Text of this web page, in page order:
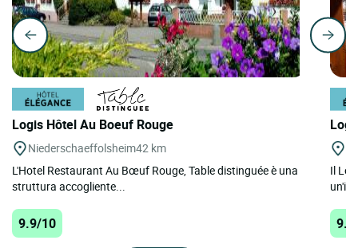
Logis Hôtel Au Boeuf Rouge
Niederschaeffolsheim42 km
L'Hotel Restaurant Au Bœuf Rouge, Table distinguée è una
struttura accogliente...
9.9/10
Il